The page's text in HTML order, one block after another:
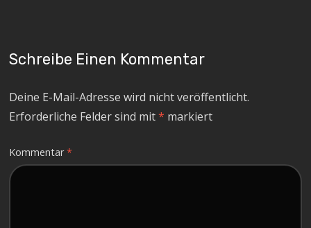
Schreibe Einen Kommentar
Deine E-Mail-Adresse wird nicht veröffentlicht.
Erforderliche Felder sind mit* markiert
Kommentar*